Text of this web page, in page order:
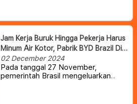
minggu sebelumnya.
Jam Kerja Buruk Hingga Pekerja Harus
Minum Air Kotor, Pabrik BYD Brazil Di
Investigasi Pemerintah
02 December 2024
Pada tanggal 27 November,
pemerintah Brasil mengeluarkan